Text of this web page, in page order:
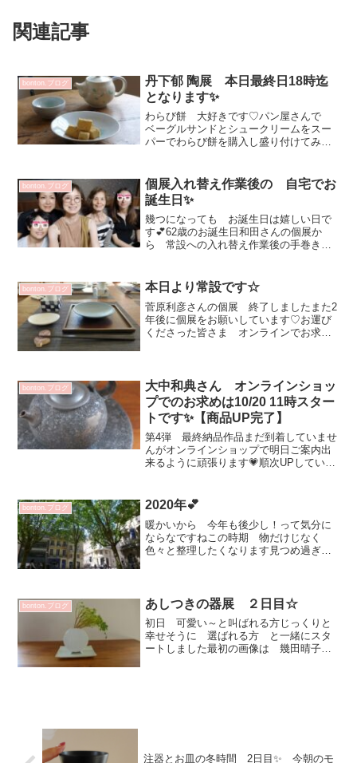
関連記事
bonton.ブログ
丹下郁 陶展 本日最終日18時迄
となります✨
わらび餅 大好きです♡パン屋さんで
ベーグルサンドとシュークリームをスー
パーでわらび餅を購入し盛り付けてみま
ンドウ ポットB 16500円ドクダミ波紋
湯呑み 3300円...
bonton.ブログ
個展入れ替え作業後の 自宅でお
誕生日✨
幾つになっても お誕生日は嬉しい日で
す💕62歳のお誕生日和田さんの個展か
ら 常設への入れ替え作業後の手巻き寿
日となりました^^リモコンが使えず タ
イマー撮影^^ 自撮り...
bonton.ブログ 本日より常設です☆
菅原利彦さんの個展 終了しましたまた2
年後に個展をお願いしています♡お運び
くださった皆さま オンラインでお求め
ン...
bonton.ブログ
大中和典さん オンラインショッ
プでのお求めは10/20 11時スター
トです✨【商品UP完了】
第4弾 最終納品作品まだ到着していませ
んがオンラインショップで明日ご案内出
来るように頑張ります💗順次UPしていき
できても完売の場合がありますご了承く
ださい...
bonton.ブログ 2020年💕
暖かいから 今年も後少し！って気分に
ならなですねこの時期 物だけじなく
色々と整理したくなります見つめ過ぎ
美しく エレガントな街です...
bonton.ブログ あしつきの器展 ２日目☆
初日 可愛い～と叫ばれる方じっくりと
幸せそうに 選ばれる方 と一緒にスタ
ートしました最初の画像は 幾田晴子さ
注器とお皿の冬時間 2日目✨ 今朝のモ